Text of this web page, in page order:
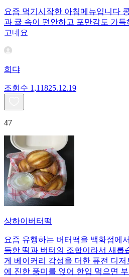
요즘 먹기시작한 아침메뉴입니다
과 귤 속이 편안하고 포만감도 가
고네요
희댜
조회수 1,11825.12.19
47
상하이버터떡
요즘 유행하는 버터떡을 백화점에
득한 떡과 버터의 조합이라서 새롭
게 베이커리 감성을 더한 퓨전 디
에 진한 풍미를 얹어 한입 먹으면